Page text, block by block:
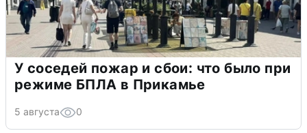
У соседей пожар и сбои: что было при
режиме БПЛА в Прикамье
5 августа 0